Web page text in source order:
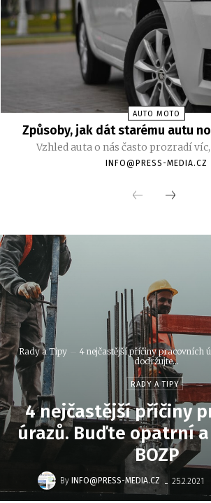
AUTO MOTO
Způsoby, jak dát starému autu
Vzhled auta o nás často prozradí
INFO@PRESS-MEDIA.CZ